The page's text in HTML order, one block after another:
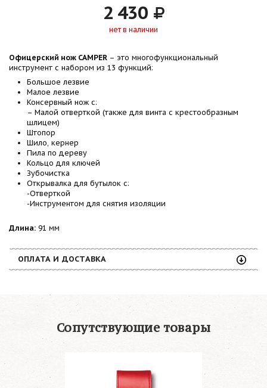
2 430
нет в наличии
Офицерский нож CAMPER – это многофункциональный
инструмент с набором из 13 функций:
Большое лезвие
Малое лезвие
Консервный нож с:
– Малой отверткой (также для винта с крестообразным
шлицем)
Штопор
Шило, кернер
Пила по дереву
Кольцо для ключей
Зубочистка
Открывалка для бутылок с:
-Отверткой
-Инструментом для снятия изоляции
Длина: 91 мм
ОПЛАТА И ДОСТАВКА
Сопутствующие товары